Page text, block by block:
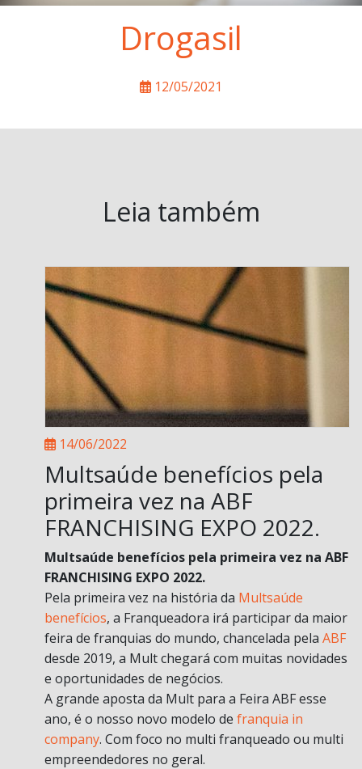
Drogasil
12/05/2021
Leia também
14/06/2022
Multsaúde benefícios pela
primeira vez na ABF
FRANCHISING EXPO 2022.
Multsaúde benefícios pela primeira vez na ABF
FRANCHISING EXPO 2022.
Pela primeira vez na história da Multsaúde
benefícios, a Franqueadora irá participar da maior
feira de franquias do mundo, chancelada pela ABF
desde 2019, a Mult chegará com muitas novidades
e oportunidades de negócios.
A grande aposta da Mult para a Feira ABF esse
ano, é o nosso novo modelo de franquia in
company. Com foco no multi franqueado ou multi
empreendedores no geral.